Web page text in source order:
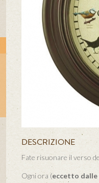
DESCRIZIONE
Fate risuonare il verso
Ogni ora (eccetto dalle